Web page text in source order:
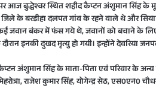
बुद्धेश्वर स्थित शहीद कैप्टन अंशुमान सिंह के
के बरडीहा दलपत गांव के रहने वाले थे और
जवान बंकर में फंस गये थे, जवानों को बचाने के
इनकी दुखद मृत्यु हो गयी। इन्होंने देवरिया
अंशुमान सिंह के माता-पिता एवं परिवार के
राजेश कुमार सिंह, योगेन्द्र सेठ, एस0एन0